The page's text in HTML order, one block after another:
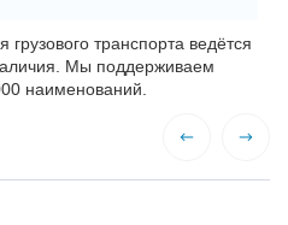
грузового транспорта ведётся
Мы поддерживаем
наименований.